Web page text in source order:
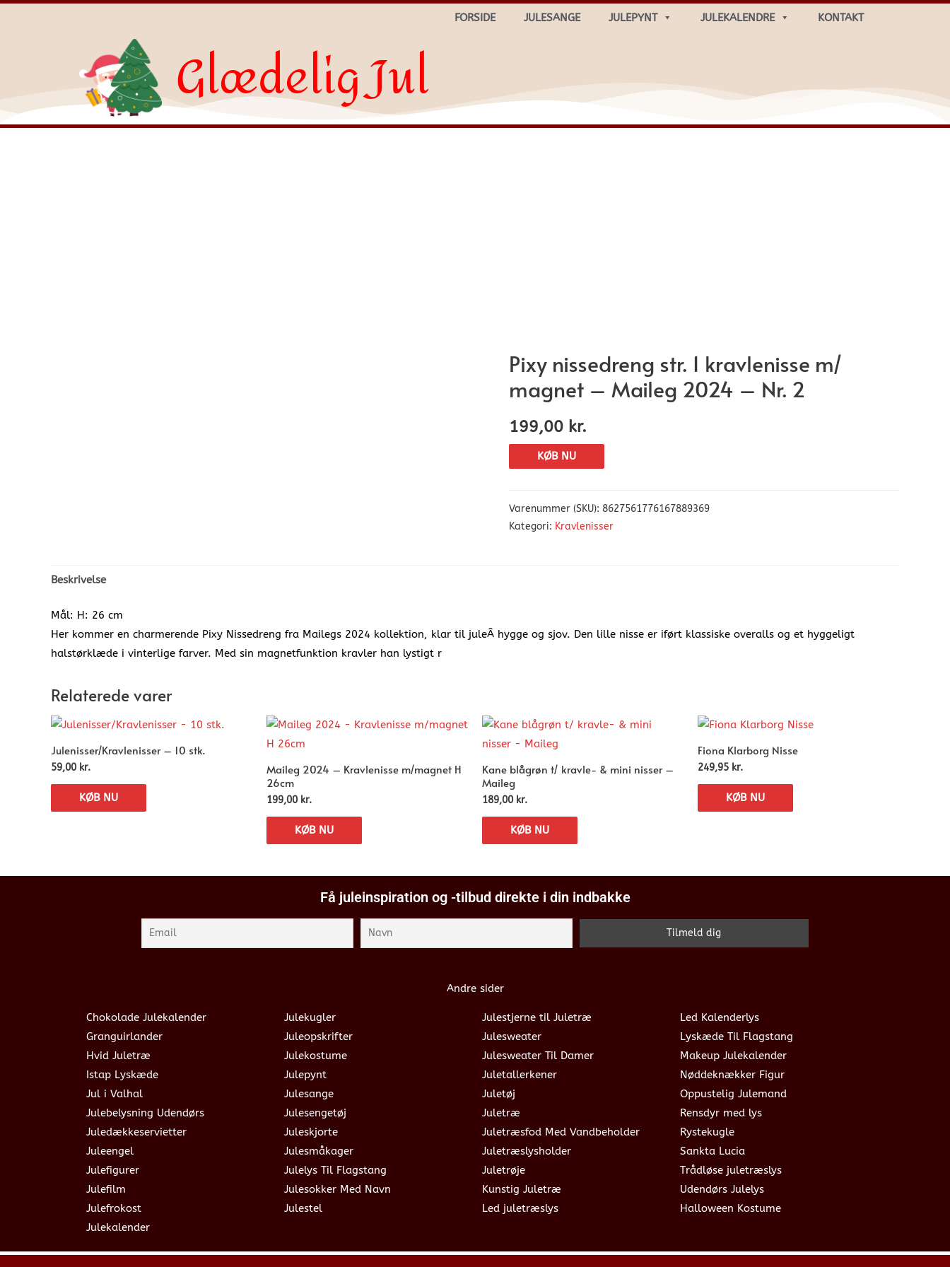
FORSIDE JULESANGE JULEPYNT JULEKALENDRE KONTAKT
Glædelig Jul
Pixy nissedreng str. 1 kravlenisse m/
magnet – Maileg 2024 – Nr. 2
199,00 kr.
KØB NU
Varenummer (SKU): 8627561776167889369
Kategori: Kravlenisser
Beskrivelse
Mål: H: 26 cm
Her kommer en charmerende Pixy Nissedreng fra Mailegs 2024 kollektion, klar til juleÂ hygge og sjov. Den lille nisse er iført klassiske overalls og et hyggeligt
halstørklæde i vinterlige farver. Med sin magnetfunktion kravler han lystigt r
Relaterede varer
Julenisser/Kravlenisser – 10 stk.
59,00 kr.
KØB NU
Maileg 2024 – Kravlenisse m/magnet H
26cm
199,00 kr.
KØB NU
Kane blågrøn t/ kravle- & mini nisser –
Maileg
189,00 kr.
KØB NU
Fiona Klarborg Nisse
249,95 kr.
KØB NU
Få juleinspiration og -tilbud direkte i din indbakke
Andre sider
Chokolade Julekalender
Granguirlander
Hvid Juletræ
Istap Lyskæde
Jul i Valhal
Julebelysning Udendørs
Juledækkeservietter
Juleengel
Julefigurer
Julefilm
Julefrokost
Julekalender
Julekugler
Juleopskrifter
Julekostume
Julepynt
Julesange
Julesengetøj
Juleskjorte
Julesmåkager
Julelys Til Flagstang
Julesokker Med Navn
Julestel
Julestjerne til Juletræ
Julesweater
Julesweater Til Damer
Juletallerkener
Juletøj
Juletræ
Juletræsfod Med Vandbeholder
Juletræslysholder
Juletrøje
Kunstig Juletræ
Led juletræslys
Led Kalenderlys
Lyskæde Til Flagstang
Makeup Julekalender
Nøddeknækker Figur
Oppustelig Julemand
Rensdyr med lys
Rystekugle
Sankta Lucia
Trådløse juletræslys
Udendørs Julelys
Halloween Kostume